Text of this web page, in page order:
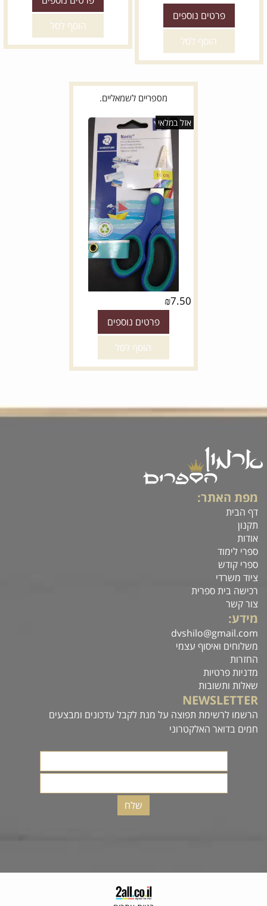
פרטים נוספים
הוסף לסל
הוסף לסל
מספריים לשמאליים.
אזל במלאי
₪7.50
פרטים נוספים
הוסף לסל
מפת האתר:
דף הבית
תקנון
אודות
ספרי לימוד
ספרי קודש
ציוד משרדי
רכישה בית ספרית
צור קשר
מידע:
dvshilo@gmail.com
משלוחים ואיסוף עצמי
החזרות
מדניות פרטיות
שאלות ותשובות
NEWSLETTER
הרשמו לרשימת תפוצה על מנת לקבל עדכונים ומבצעים
חמים בדואר האלקטרוני